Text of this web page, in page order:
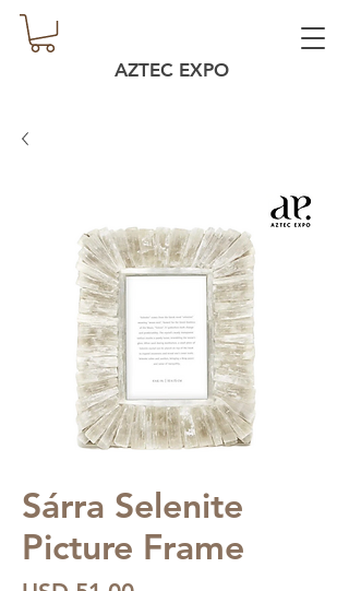
AZTEC EXPO
Sárra Selenite
Picture Frame